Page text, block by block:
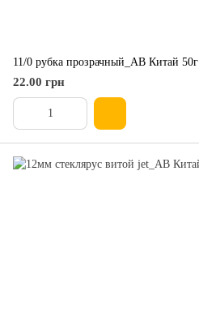
11/0 рубка прозрачный_АВ Китай 50г
22.00 грн